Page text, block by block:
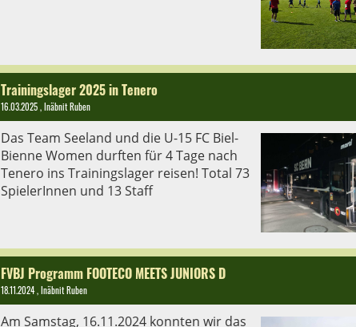
Trainingslager 2025 in Tenero
16.03.2025, Inäbnit Ruben
Das Team Seeland und die U-15 FC Biel-
Bienne Women durften für 4 Tage nach
Tenero ins Trainingslager reisen! Total 73
SpielerInnen und 13 Staff
FVBJ Programm FOOTECO MEETS JUNIORS D
18.11.2024, Inäbnit Ruben
Am Samstag, 16.11.2024 konnten wir das